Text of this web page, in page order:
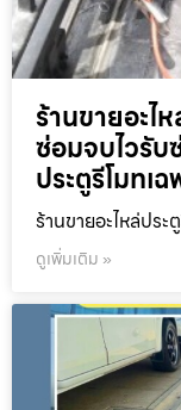
ร้านขายอะไ
ซ่อมจบไวรับ
ประตูรีโมทเ
ร้านขายอะไหล่ปร
ดูเพิ่มเติม »